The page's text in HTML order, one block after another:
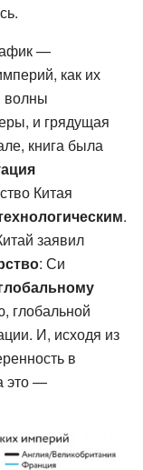
—
как их
волны
и грядущая
книга была
Китая
.
заявил
: Си
глобальной
И, исходя из
в
это —